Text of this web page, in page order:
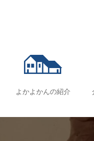
よかよかんの紹介